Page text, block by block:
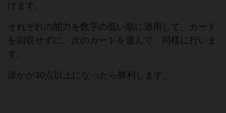
けます。
それぞれの能力を数字の低い順に適用して、カード
を回収せずに、次のカードを選んで、同様に行いま
す。
誰かが30点以上になったら勝利します。